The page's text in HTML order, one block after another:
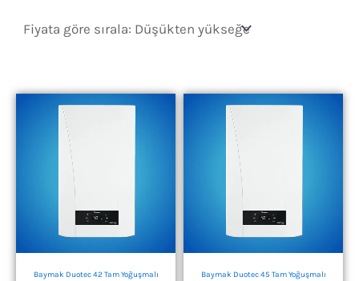
düşükten
Baymak Duotec 42 Tam Yoğuşmalı Baymak Duotec 45 Tam Yoğuşmalı